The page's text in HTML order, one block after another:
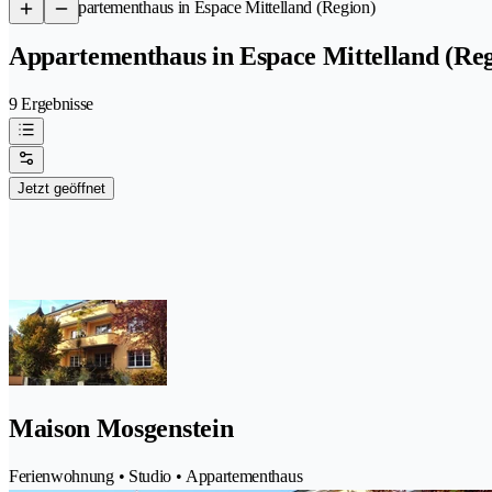
/Appartementhaus in Espace Mittelland (Region)
Appartementhaus in Espace Mittelland
9 Ergebnisse
Jetzt geöffnet
Maison Mosgenstein
Ferienwohnung • Studio • Appartementhaus